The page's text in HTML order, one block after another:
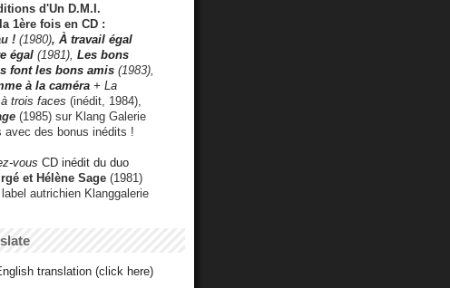
d'Un D.M.I.
1ère fois en CD :
! (1980), À travail égal
égal (1981), Les bons
font les bons amis (1983),
à la caméra + La
trois faces (inédit, 1984),
(1985) sur Klang Galerie
avec des bonus inédits !
vous CD inédit du duo
et Hélène Sage (1981)
autrichien Klanggalerie
translation (click here)